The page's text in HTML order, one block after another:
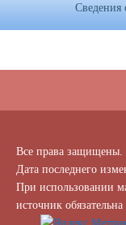
Сведения
Все права защищены.
Дата последнего
При использовании
источник обязательна